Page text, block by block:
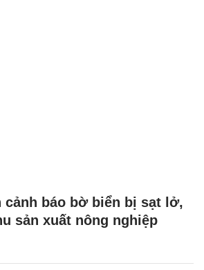
cảnh báo bờ biển bị sạt lở,
sản xuất nông nghiệp